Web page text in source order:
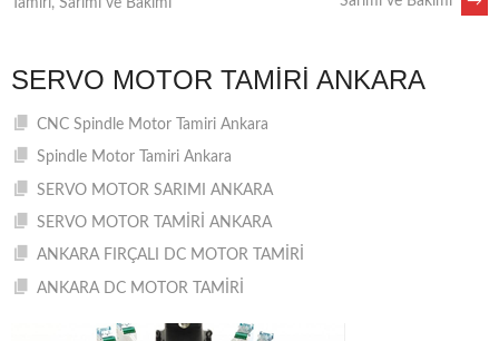
Tamiri, Sarımı ve Bakımı
SERVO MOTOR TAMIRI ANKARA
CNC Spindle Motor Tamiri Ankara
Spindle Motor Tamiri Ankara
SERVO MOTOR SARIMI ANKARA
SERVO MOTOR TAMİRİ ANKARA
ANKARA FIRÇALI DC MOTOR TAMİRİ
ANKARA DC MOTOR TAMİRİ